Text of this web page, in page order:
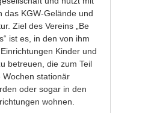
das KGW-Gelände und
Ziel des Vereins „Be
ist es, in den von ihm
Kinder und
betreuen, die zum Teil
Wochen stationär
oder sogar in den
wohnen.